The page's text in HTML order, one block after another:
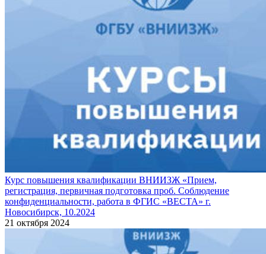
Курс повышения квалификации ВНИИЗЖ «Прием,
регистрация, первичная подготовка проб. Соблюдение
конфиденциальности, работа в ФГИС «ВЕСТА» г.
Новосибирск, 10.2024
21 октября 2024